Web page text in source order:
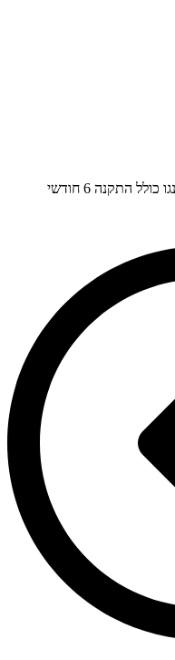
שיפוץ גיר 4 הילוכים לרנו פלואנס, מגאן וקנגו כולל התקנה 6 חודשי